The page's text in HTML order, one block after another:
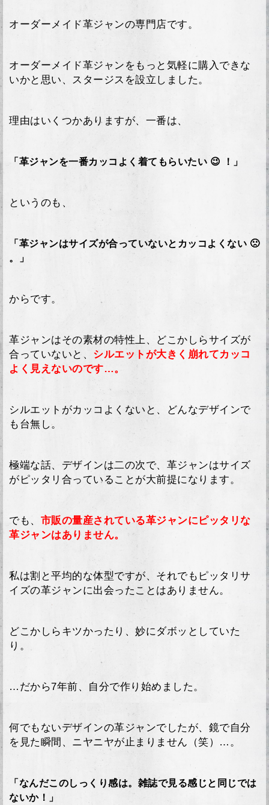
オーダーメイド革ジャンの専門店です。
オーダーメイド革ジャンをもっと気軽に購入できな
いかと思い、スタージスを設立しました。
理由はいくつかありますが、一番は、
「革ジャンを一番カッコよく着てもらいたい 😉 ！」
というのも、
「革ジャンはサイズが合っていないとカッコよくない 🙁
。」
からです。
革ジャンはその素材の特性上、どこかしらサイズが
合っていないと、 シルエットが大きく崩れてカッコ
よく見えないのです…。
シルエットがカッコよくないと、どんなデザインで
も台無し。
極端な話、デザインは二の次で、革ジャンはサイズ
がピッタリ合っていることが大前提になります。
でも、 市販の量産されている革ジャンにピッタリな
革ジャンはありません。
私は割と平均的な体型ですが、それでもピッタリサ
イズの革ジャンに出会ったことはありません。
どこかしらキツかったり、妙にダボッとしていた
り。
…だから7年前、自分で作り始めました。
何でもないデザインの革ジャンでしたが、鏡で自分
を見た瞬間、ニヤニヤが止まりません（笑）…。
「なんだこのしっくり感は。雑誌で見る感じと同じでは
ないか！」